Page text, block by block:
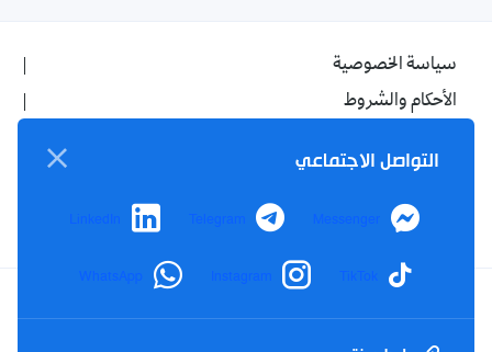
سياسة الخصوصية
الأحكام والشروط
اتصل بنا
من نحن
Facebook
YouTube
TikTok
Twitter
التواصل الاجتماعي
Messenger
Telegram
LinkedIn
TikTok
Instagram
WhatsApp